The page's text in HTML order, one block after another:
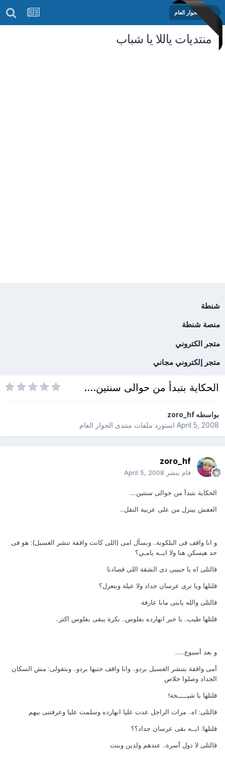
منتدى الحوار العام
منتديات ياللا يا شباب
شنطة
منصة شنطة
متجر الكتروني
متجر إلكتروني مجاني
الحكاية بتبدأ من حوالى سنتين....
بواسطهzoro_hf
April 5, 2008استورد ملفات منتدى الحوار العام
zoro_hf
قام بنشر April 5, 2008
الحكاية بتبدأ من حوالى سنتين....
العفش بينزل من على عربية النقل...
و انا واقف فى البلكونة.. وبسأل امى (اللى كانت واقفة تنشر الغسيل): هو فى
حد هيسكن هنا ولا ايــه يامـي؟
قالتلى اه يا حبيبى دى الشقة اللى قصادنا
قلتلها ويا ترى عرسان جداد ولا عيلة وبتعزل؟
قالتلى والله يابنى مانا عارفة
قلتلها طيب.. يا خبر انهارده بفلوس.. بكرة يبقى بفلوس اكتر..
و بعد أسبوع......
أمى واقفة بتنشر الغسيل بردو.. وانا واقف جنبها بردو.. وبتقولى: مش السكان
الجداد وصلوا خلاص
قلتلها يا شيـــــخة!
قالتلى: اه.. مرات الراجل عدت عليا انهارده وسلمت عليا وعرفتنى بيهم
قلتلها: ايــه بقى عرسان جداد؟؟
قالتلى لا دول أسرة.. عندهم ولدين وبنت